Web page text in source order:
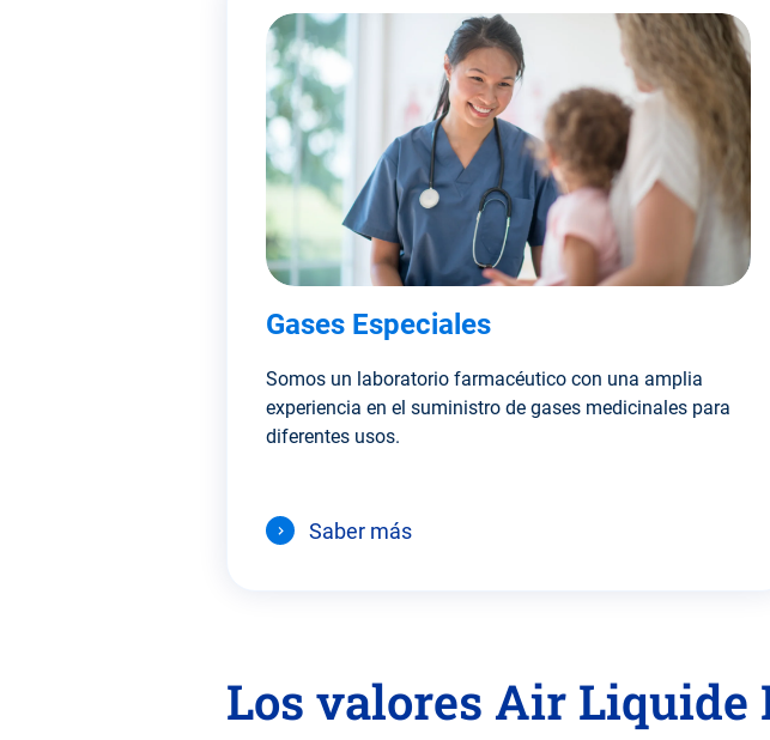
Gases Especiales
Somos un laboratorio farmacéutico con una amplia
experiencia en el suministro de gases medicinales para
diferentes usos.
Saber más
Los valores Air Liquide